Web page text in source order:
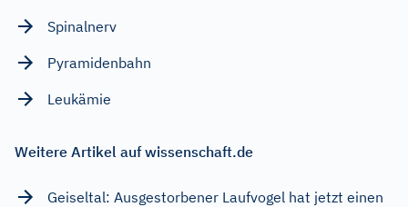
Spinalnerv
Pyramidenbahn
Leukämie
Weitere Artikel auf wissenschaft.de
Geiseltal: Ausgestorbener Laufvogel hat jetzt einen